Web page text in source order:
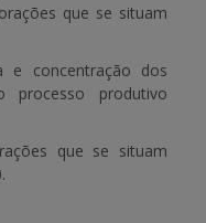
que se situam
e concentração dos
processo produtivo
que se situam